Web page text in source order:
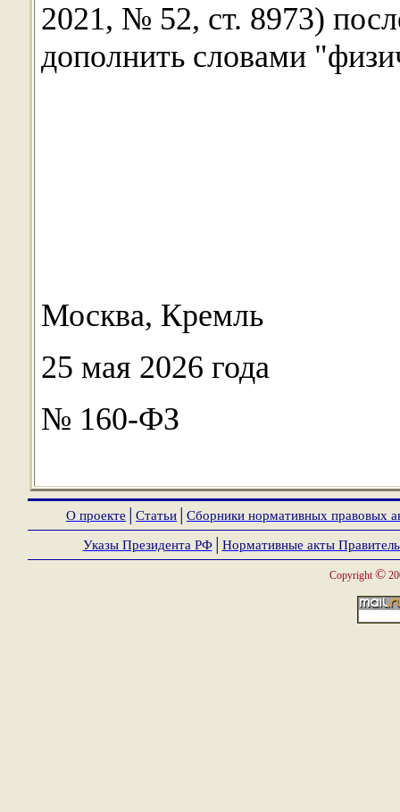
2021, № 52, ст. 8973)
дополнить словами
Москва, Кремль
25 мая 2026 года
№ 160-ФЗ
О проекте Статьи Сборники нормативных правовых
Указы Президента РФ│ Нормативные акты
Copyright ©